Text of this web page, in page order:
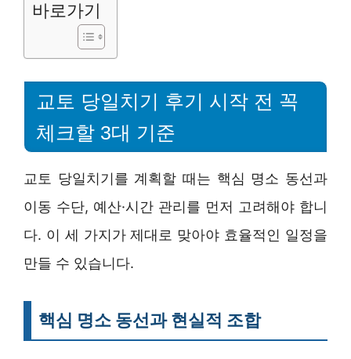
바로가기
교토 당일치기 후기 시작 전 꼭
체크할 3대 기준
교토 당일치기를 계획할 때는 핵심 명소 동선과
이동 수단, 예산·시간 관리를 먼저 고려해야 합니
다. 이 세 가지가 제대로 맞아야 효율적인 일정을
만들 수 있습니다.
핵심 명소 동선과 현실적 조합